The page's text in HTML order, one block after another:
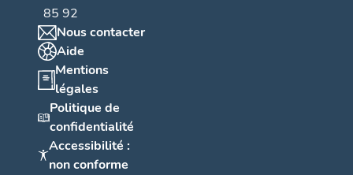
85 92
Nous contacter
Aide
Mentions
légales
Politique de
confidentialité
Accessibilité :
non conforme